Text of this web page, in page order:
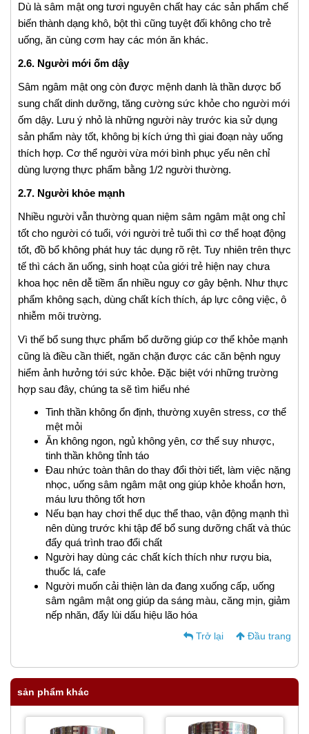
Dù là sâm mật ong tươi nguyên chất hay các sản phẩm chế
biến thành dạng khô, bột thì cũng tuyệt đối không cho trẻ
uống, ăn cùng cơm hay các món ăn khác.
2.6. Người mới ốm dậy
Sâm ngâm mật ong còn được mệnh danh là thần dược bổ
sung chất dinh dưỡng, tăng cường sức khỏe cho người mới
ốm dậy. Lưu ý nhỏ là những người này trước kia sử dụng
sản phẩm này tốt, không bị kích ứng thì giai đoạn này uống
thích hợp. Cơ thể người vừa mới bình phục yếu nên chỉ
dùng lượng thực phẩm bằng 1/2 người thường.
2.7. Người khỏe mạnh
Nhiều người vẫn thường quan niệm sâm ngâm mật ong chỉ
tốt cho người có tuổi, với người trẻ tuổi thì cơ thể hoạt động
tốt, đồ bổ không phát huy tác dụng rõ rệt. Tuy nhiên trên thực
tế thì cách ăn uống, sinh hoạt của giới trẻ hiện nay chưa
khoa học nên dễ tiềm ẩn nhiều nguy cơ gây bệnh. Như thực
phẩm không sạch, dùng chất kích thích, áp lực công việc, ô
nhiễm môi trường.
Vì thế bổ sung thực phẩm bổ dưỡng giúp cơ thể khỏe mạnh
cũng là điều cần thiết, ngăn chặn được các căn bệnh nguy
hiểm ảnh hưởng tới sức khỏe. Đặc biệt với những trường
hợp sau đây, chúng ta sẽ tìm hiểu nhé
Tinh thần không ổn định, thường xuyên stress, cơ thể
mệt mỏi
Ăn không ngon, ngủ không yên, cơ thể suy nhược,
tinh thần không tỉnh táo
Đau nhức toàn thân do thay đổi thời tiết, làm việc nặng
nhọc, uống sâm ngâm mật ong giúp khỏe khoắn hơn,
máu lưu thông tốt hơn
Nếu bạn hay chơi thể dục thể thao, vận động mạnh thì
nên dùng trước khi tập để bổ sung dưỡng chất và thúc
đẩy quá trình trao đổi chất
Người hay dùng các chất kích thích như rượu bia,
thuốc lá, cafe
Người muốn cải thiện làn da đang xuống cấp, uống
sâm ngâm mật ong giúp da sáng màu, căng mịn, giảm
nếp nhăn, đẩy lùi dấu hiệu lão hóa
Trở lại Đầu trang
sản phẩm khác